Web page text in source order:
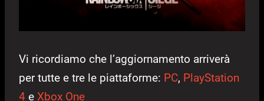
Vi ricordiamo che l’aggiornamento arriverà
per tutte e tre le piattaforme: PC, PlayStation
4 e Xbox One